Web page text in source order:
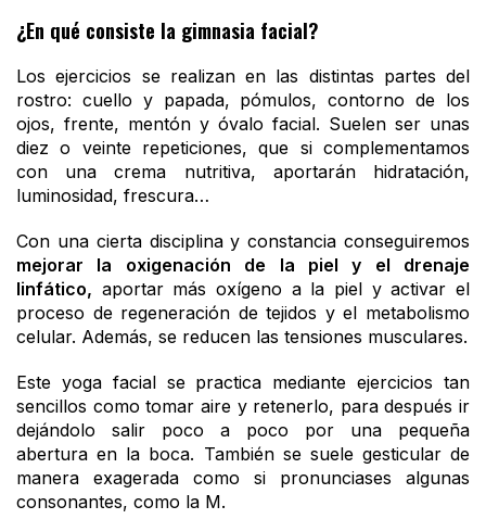
¿En qué consiste la gimnasia facial?
Los ejercicios se realizan en las distintas partes del
rostro: cuello y papada, pómulos, contorno de los
ojos, frente, mentón y óvalo facial. Suelen ser unas
diez o veinte repeticiones, que si complementamos
con una crema nutritiva, aportarán hidratación,
luminosidad, frescura…
Con una cierta disciplina y constancia conseguiremos
mejorar la oxigenación de la piel y el drenaje
linfático, aportar más oxígeno a la piel y activar el
proceso de regeneración de tejidos y el metabolismo
celular. Además, se reducen las tensiones musculares.
Este yoga facial se practica mediante ejercicios tan
sencillos como tomar aire y retenerlo, para después ir
dejándolo salir poco a poco por una pequeña
abertura en la boca. También se suele gesticular de
manera exagerada como si pronunciases algunas
consonantes, como la M.